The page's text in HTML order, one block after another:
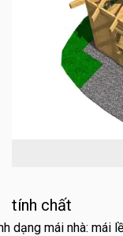
tính chất
dạng mái nhà: mái